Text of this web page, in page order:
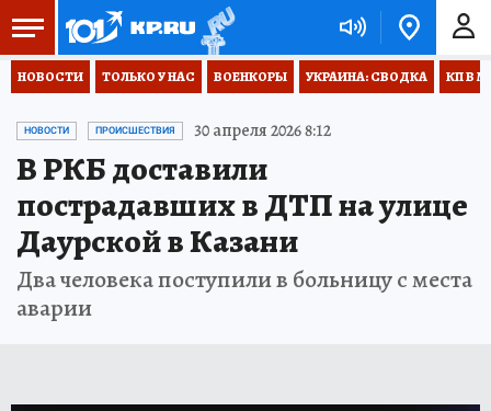
НОВОСТИ ТОЛЬКО У НАС ВОЕНКОРЫ УКРАИНА: СВОДКА КП В
НОВОСТИ ПРОИСШЕСТВИЯ 30 апреля 2026 8:12
В РКБ доставили
пострадавших в ДТП на улице
Даурской в Казани
Два человека поступили в больницу с места
аварии